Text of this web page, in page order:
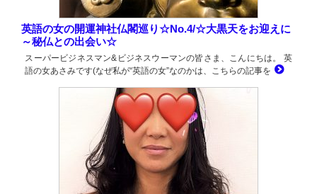
英語の女の開運神社仏閣巡り☆No.4/☆大黒天をお迎えに
～秘仏との出会い☆
スーパービジネスマン&ビジネスウーマンの皆さま、こんにちは。 英
語の女あさみです(なぜ私が“英語の女”なのかは、こちらの記事を